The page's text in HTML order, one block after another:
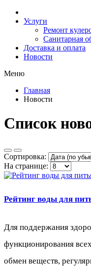
Услуги
Ремонт
Санитарная
Доставка и оплата
Новости
Меню
Главная
Новости
Список
Сортировка:
На странице:
Рейтинг воды для
Для поддержания
функционирования
обмен веществ,